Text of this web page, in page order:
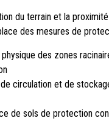
du terrain et la
des mesures de
des zones
circulation et de
de sols de protection